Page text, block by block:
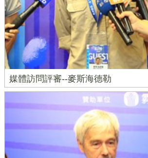
媒體訪問評審--麥斯海德勒